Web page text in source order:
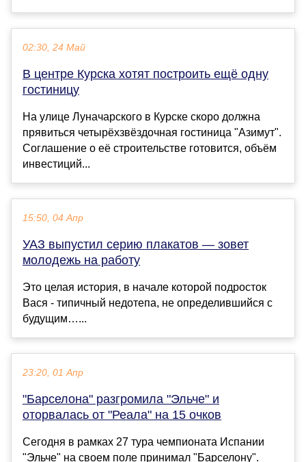
02:30, 24 Май
В центре Курска хотят построить ещё одну
гостиницу
На улице Луначарского в Курске скоро должна
прявиться четырёхзвёздочная гостиница "Азимут".
Соглашение о её строительстве готовится, объём
инвестиций...
15:50, 04 Апр
УАЗ выпустил серию плакатов — зовет
молодежь на работу
Это целая история, в начале которой подросток
Вася - типичный недотепа, не определившийся с
будущим…...
23:20, 01 Апр
"Барселона" разгромила "Эльче" и
оторвалась от "Реала" на 15 очков
Сегодня в рамках 27 тура чемпионата Испании
"Эльче" на своем поле принимал "Барселону".